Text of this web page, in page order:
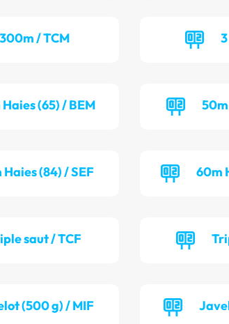
300m / TCM
(65) / BEM 50m
(84) / SEF 60m
saut / TCF
(500 g) / MIF